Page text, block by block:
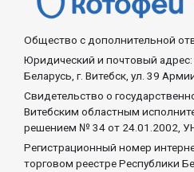
Общество с дополнительной
Юридический и почтовый
Беларусь, г. Витебск, ул. 39
Свидетельство о
Витебским областным
решением № 34 от 24.01.2002,
Регистрационный номер
торговом реестре Республики